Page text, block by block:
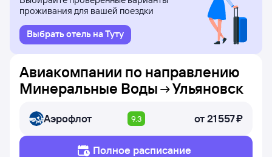
проживания для вашей поездки
Выбрать отель на Туту
Авиакомпании по направлению
Минеральные Воды
Ульяновск
Аэрофлот 9.3 от21 ⁠557 ⁠₽
Полное расписание